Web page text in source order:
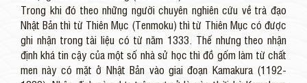
Trong khi đó theo những người chuyên nghiên cứu về trà đạo
Nhật Bản thì từ Thiên Mục (Tenmoku) thì từ Thiên Mục có được
ghi nhận trong tài liệu có từ năm 1333. Thế nhưng theo nhận
định khá tin cậy của một số nhà sử học thì đồ gốm làm từ chất
men này có mặt ở Nhật Bản vào giai đoạn Kamakura (1192-